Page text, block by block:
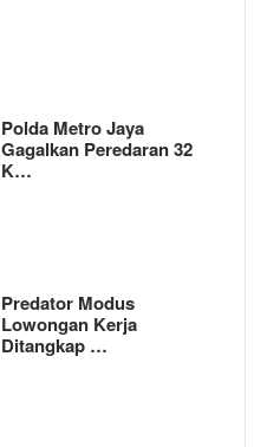
Polda Metro Jaya
Gagalkan Peredaran 32
K…
Predator Modus
Lowongan Kerja
Ditangkap …